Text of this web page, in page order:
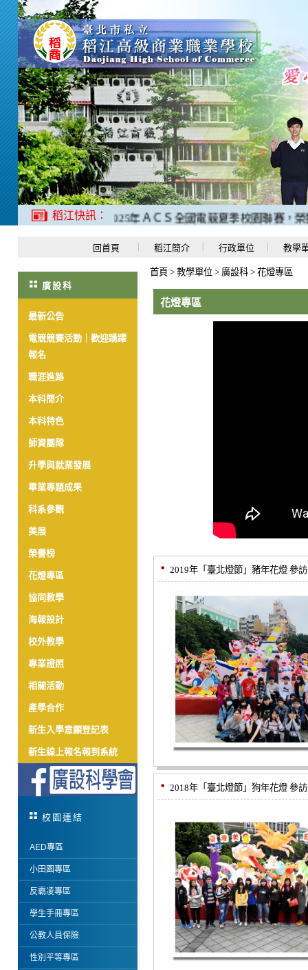
稻江快訊：
哈士奇電競校隊，2025年ＡＣＳ全國電競夏季校園聯賽，榮獲
回首頁 稻江簡介 行政單位 教學
廣設科
最新公告
電競競賽活動｜歡迎踴躍
報名
職涯進路
本科簡介
本科特色
師資團隊
升學與就業發展
畢業專題成果
科系參觀
美展
榮譽榜
花燈專區
協同教學
海報設計
校外教學
專業證照
相關活動
產學合作
新生入學意願登記表
新生線上報名報到系統
校園連結
AED專區
小田園專區
反霸凌專區
學生手冊專區
公教人員保險
性別平等專區
首頁 > 教學單位 > 廣設科 > 花燈專區
花燈專區
2019年「臺北燈節」豬年花燈 參
2018年「臺北燈節」狗年花燈 參